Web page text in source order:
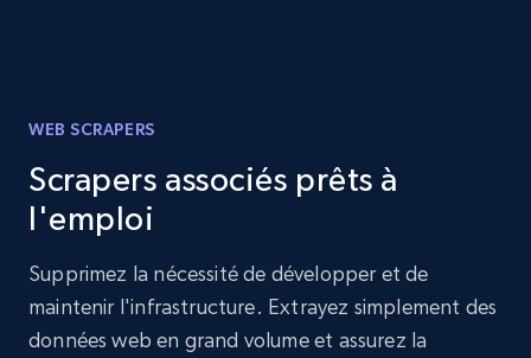
WEB SCRAPERS
Scrapers associés prêts à
l'emploi
Supprimez la nécessité de développer et de
maintenir l'infrastructure. Extrayez simplement des
données web en grand volume et assurez la